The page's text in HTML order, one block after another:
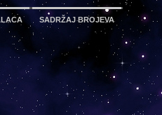
SADRŽAJ BROJEVA